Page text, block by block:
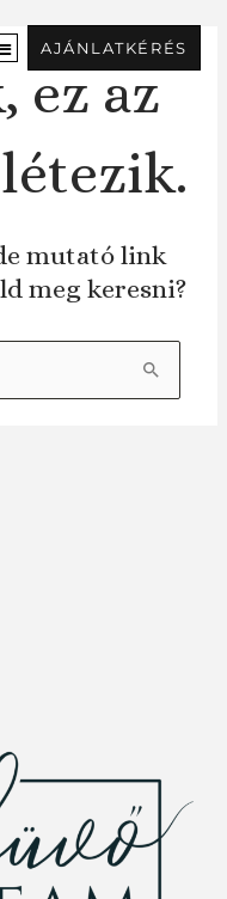
AJÁNLATKÉRÉS
ez az
mutató link
meg keresni?